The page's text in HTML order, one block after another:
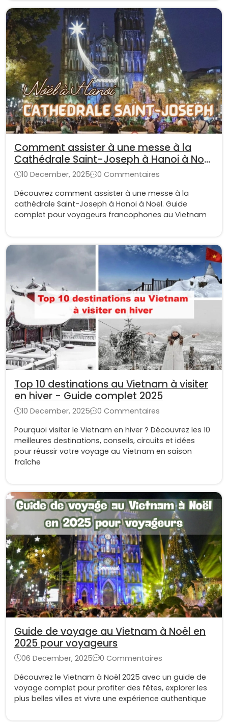
Comment assister à une messe à la
Cathédrale Saint-Joseph à Hanoi à Noël
pour voyageurs francophones
10 December, 2025
0 Commentaires
Découvrez comment assister à une messe à la
cathédrale Saint-Joseph à Hanoi à Noël. Guide
complet pour voyageurs francophones au Vietnam
Top 10 destinations au Vietnam à visiter
en hiver - Guide complet 2025
10 December, 2025
0 Commentaires
Pourquoi visiter le Vietnam en hiver ? Découvrez les 10
meilleures destinations, conseils, circuits et idées
pour réussir votre voyage au Vietnam en saison
fraîche
Guide de voyage au Vietnam à Noël en
2025 pour voyageurs
06 December, 2025
0 Commentaires
Découvrez le Vietnam à Noël 2025 avec un guide de
voyage complet pour profiter des fêtes, explorer les
plus belles villes et vivre une expérience authentique